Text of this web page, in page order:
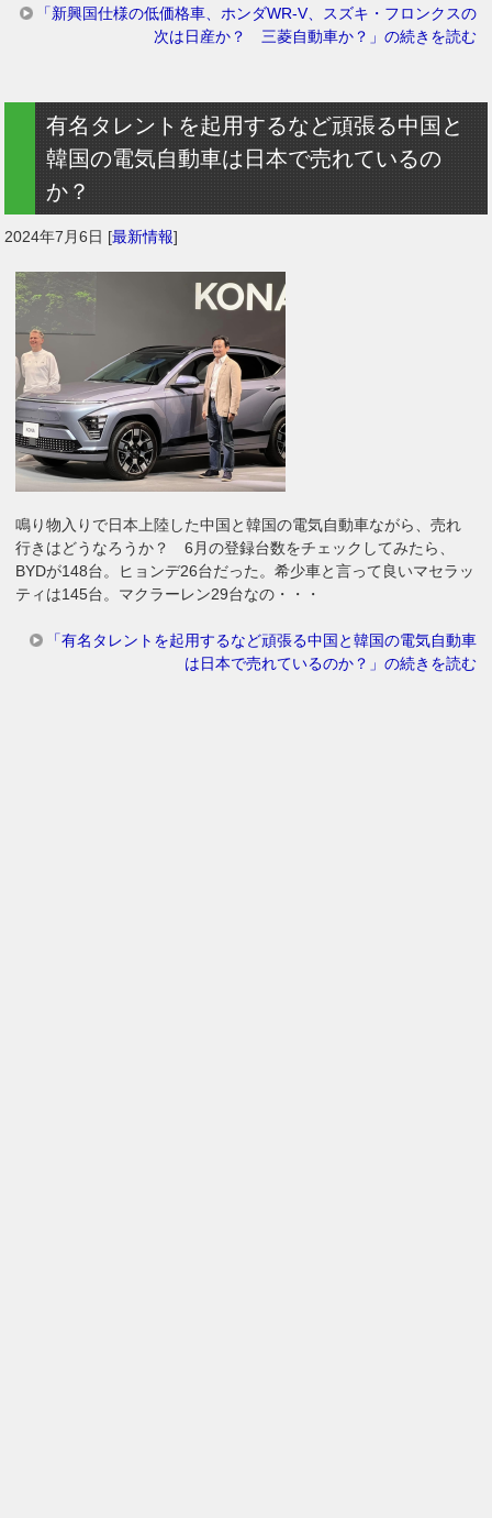
「新興国仕様の低価格車、ホンダWR-V、スズキ・フロンクスの
次は日産か？ 三菱自動車か？」の続きを読む
有名タレントを起用するなど頑張る中国と
韓国の電気自動車は日本で売れているの
か？
2024年7月6日 [最新情報]
鳴り物入りで日本上陸した中国と韓国の電気自動車ながら、売れ
行きはどうなろうか？ 6月の登録台数をチェックしてみたら、
BYDが148台。ヒョンデ26台だった。希少車と言って良いマセラッ
ティは145台。マクラーレン29台なの・・・
「有名タレントを起用するなど頑張る中国と韓国の電気自動車
は日本で売れているのか？」の続きを読む